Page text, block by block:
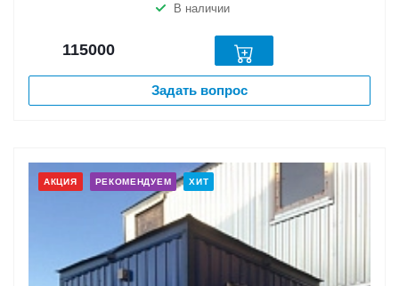
В наличии
115000
Задать вопрос
АКЦИЯ РЕКОМЕНДУЕМ ХИТ